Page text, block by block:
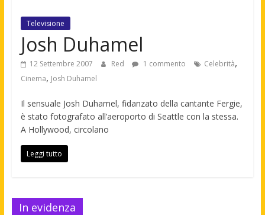
news
moda
maschile
Televisione
Josh Duhamel
12 Settembre 2007 Red 1 commento Celebrità,
Cinema, Josh Duhamel
Il sensuale Josh Duhamel, fidanzato della cantante Fergie,
è stato fotografato all’aeroporto di Seattle con la stessa.
A Hollywood, circolano
Leggi tutto
In evidenza